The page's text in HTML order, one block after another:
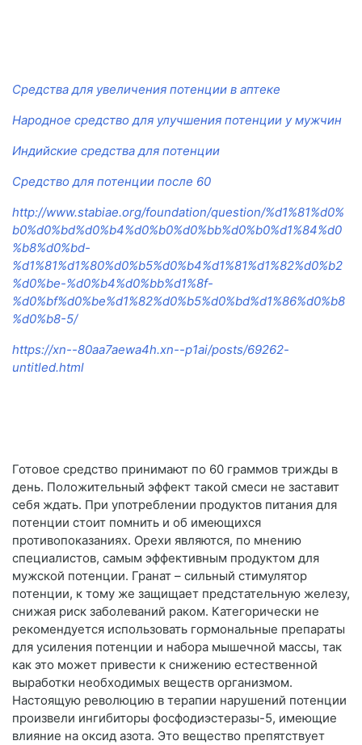
Средства для увеличения потенции в аптеке
Народное средство для улучшения потенции у мужчин
Индийские средства для потенции
Средство для потенции после 60
http://www.stabiae.org/foundation/question/%d1%81%d0%
b0%d0%bd%d0%b4%d0%b0%d0%bb%d0%b0%d1%84%d0
%b8%d0%bd-
%d1%81%d1%80%d0%b5%d0%b4%d1%81%d1%82%d0%b2
%d0%be-%d0%b4%d0%bb%d1%8f-
%d0%bf%d0%be%d1%82%d0%b5%d0%bd%d1%86%d0%b8
%d0%b8-5/
https://xn--80aa7aewa4h.xn--p1ai/posts/69262-
untitled.html
Готовое средство принимают по 60 граммов трижды в
день. Положительный эффект такой смеси не заставит
себя ждать. При употреблении продуктов питания для
потенции стоит помнить и об имеющихся
противопоказаниях. Орехи являются, по мнению
специалистов, самым эффективным продуктом для
мужской потенции. Гранат – сильный стимулятор
потенции, к тому же защищает предстательную железу,
снижая риск заболеваний раком. Категорически не
рекомендуется использовать гормональные препараты
для усиления потенции и набора мышечной массы, так
как это может привести к снижению естественной
выработки необходимых веществ организмом.
Настоящую революцию в терапии нарушений потенции
произвели ингибиторы фосфодиэстеразы-5, имеющие
влияние на оксид азота. Это вещество препятствует